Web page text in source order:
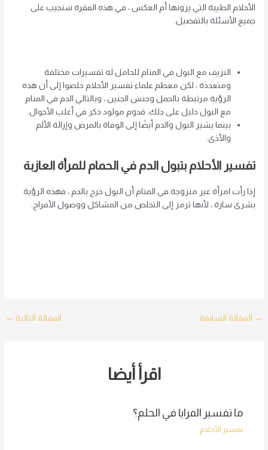
الأحلام الطيبة التي يرونها أم العكس ، في هذه الفقرة سنجيب على
جميع الأسئلة بالتفصيل.
النزيف مع البول في المنام للحامل له تفسيرات مختلفة
ومتعددة ، لكن معظم علماء تفسير الأحلام خلصوا إلى أن هذه
الرؤية مرتبطة بالحمل وجنس الجنين ، وبالتالي الدم في المنام
مع البول دليل على ذلك. قدوم مولود ذكر في أغلب الأحوال.
بينما يشير البول والدم أيضًا إلى الوفاة بالمرض وإزالة الألم
والأذى.
تفسير الأحلام بتبول الدم في الحمام للمرأة العازبة
إذا رأت امرأة غير متزوجة في المنام أن البول خرج بالدم ، فهذه الرؤية
بشرى سارة ، لأنها ترمز إلى التخلص من المشاكل ووصول الأفراح.
Post
→ المقالة السابقة المقالة التالية ←
اقرأ أيضا
ما تفسير المرايا في الحلم؟
تفسير الأحلام